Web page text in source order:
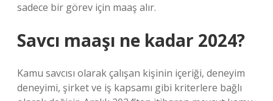
sadece bir görev için maaş alır.
Savcı maaşı ne kadar 2024?
Kamu savcısı olarak çalışan kişinin içeriği, deneyim
deneyimi, şirket ve iş kapsamı gibi kriterlere bağlı